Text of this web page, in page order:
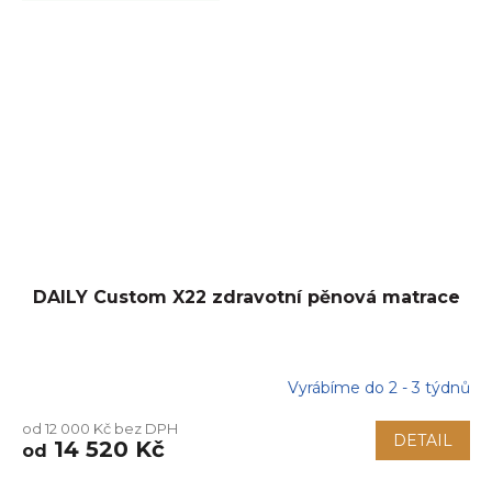
DAILY Custom X22 zdravotní pěnová matrace
produktu
je
Vyrábíme do 2 - 3 týdnů
od 12 000 Kč bez DPH
od 14 520 Kč DETAIL